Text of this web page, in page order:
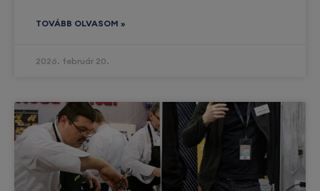
TOVÁBB OLVASOM »
2026. február 20.